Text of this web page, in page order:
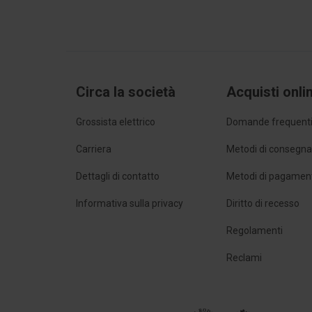
Circa la società
Grossista elettrico
Carriera
Dettagli di contatto
Informativa sulla privacy
Acquisti
Domande frequenti
Metodi di consegna
Metodi di
Diritto di recesso
Regolamenti
Reclami